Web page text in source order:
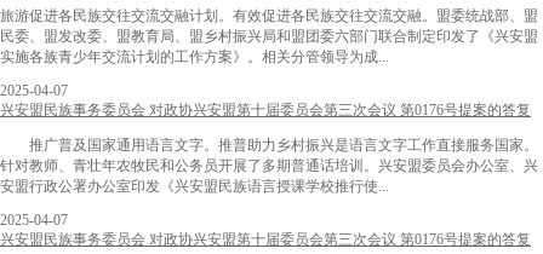
旅游促进各民族交往交流交融计划。有效促进各民族交往交流交融。盟委统战部、盟
民委、盟发改委、盟教育局、盟乡村振兴局和盟团委六部门联合制定印发了《兴安盟
实施各族青少年交流计划的工作方案》。相关分管领导为成...
2025-04-07
兴安盟民族事务委员会 对政协兴安盟第十届委员会第三次会议 第0176号提案的答复
推广普及国家通用语言文字。推普助力乡村振兴是语言文字工作直接服务国家。
针对教师、青壮年农牧民和公务员开展了多期普通话培训。兴安盟委员会办公室、兴
安盟行政公署办公室印发《兴安盟民族语言授课学校推行使...
2025-04-07
兴安盟民族事务委员会 对政协兴安盟第十届委员会第三次会议 第0176号提案的答复